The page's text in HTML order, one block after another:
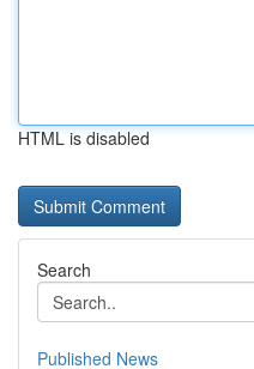
HTML is disabled
Search
Published News